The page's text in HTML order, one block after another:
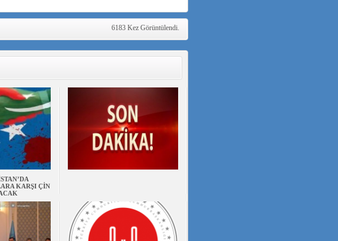
6183 Kez Görüntülendi.
KARŞI ÇİN